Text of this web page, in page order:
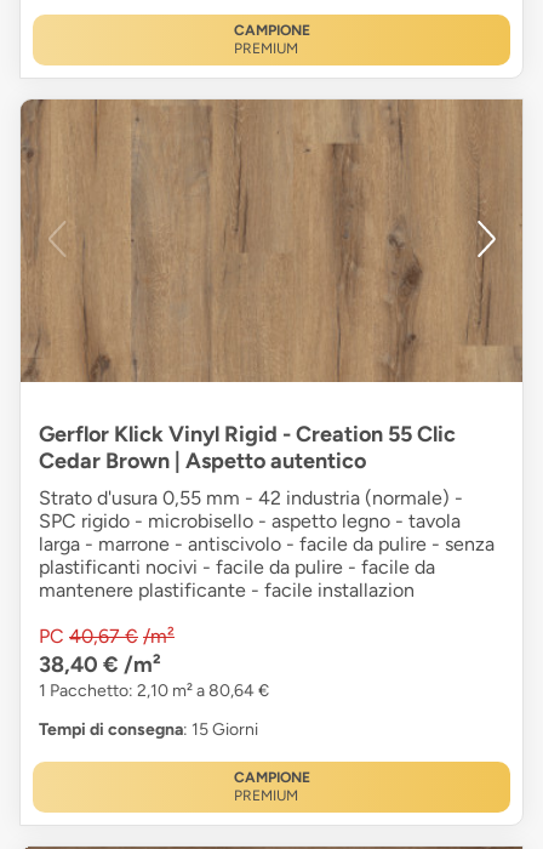
CAMPIONE
PREMIUM
Gerflor Klick Vinyl Rigid - Creation 55 Clic
Cedar Brown | Aspetto autentico
Strato d'usura 0,55 mm - 42 industria (normale) -
SPC rigido - microbisello - aspetto legno - tavola
larga - marrone - antiscivolo - facile da pulire - senza
plastificanti nocivi - facile da pulire - facile da
mantenere plastificante - facile installazion
PC 40,67 € /m²
38,40 € /m²
1 Pacchetto: 2,10 m² a 80,64 €
Tempi di consegna: 15 Giorni
CAMPIONE
PREMIUM